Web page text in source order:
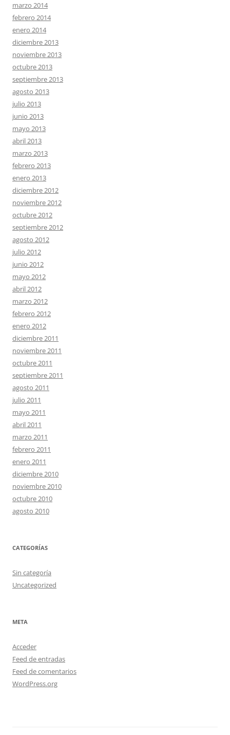
marzo 2014
febrero 2014
enero 2014
diciembre 2013
noviembre 2013
octubre 2013
septiembre 2013
agosto 2013
julio 2013
junio 2013
mayo 2013
abril 2013
marzo 2013
febrero 2013
enero 2013
diciembre 2012
noviembre 2012
octubre 2012
septiembre 2012
agosto 2012
julio 2012
junio 2012
mayo 2012
abril 2012
marzo 2012
febrero 2012
enero 2012
diciembre 2011
noviembre 2011
octubre 2011
septiembre 2011
agosto 2011
julio 2011
mayo 2011
abril 2011
marzo 2011
febrero 2011
enero 2011
diciembre 2010
noviembre 2010
octubre 2010
agosto 2010
CATEGORÍAS
Sin categoría
Uncategorized
META
Acceder
Feed de entradas
Feed de comentarios
WordPress.org